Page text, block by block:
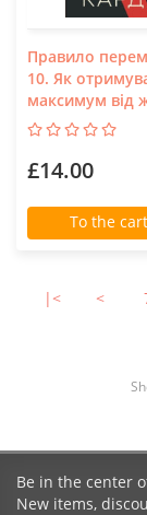
Правило
10. Як
максимум від
£14.00
To the cart
|< <
Be in the center
New items,